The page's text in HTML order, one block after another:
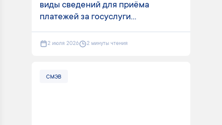
виды сведений для приёма
платежей за госуслуги...
2 июля 2026 2 минуты чтения
СМЭВ